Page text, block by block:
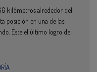
kilómetros alrededor del
posición en una de las
Éste el último logro del